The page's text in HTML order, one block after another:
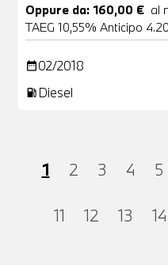
Oppure da: 160,00 € al
TAEG 10,55% Anticipo
date_range02/2018
local_gas_station Diesel
1 2 3 4 5
11 12 13 14